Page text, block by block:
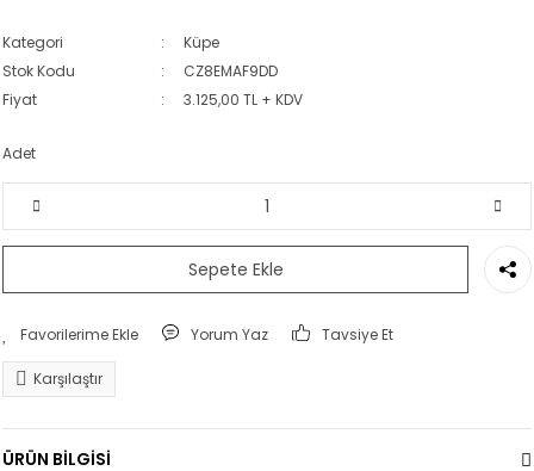
Kategori
Küpe
Stok Kodu
CZ8EMAF9DD
Fiyat
3.125,00 TL + KDV
Adet
Sepete Ekle
Yorum Yaz Tavsiye Et
Karşılaştır
ÜRÜN BİLGİSİ